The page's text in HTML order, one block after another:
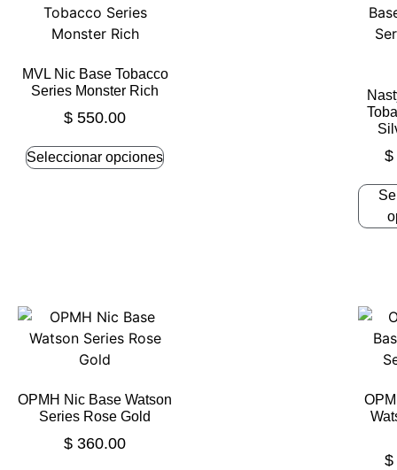
MVL Nic Base Tobacco
Series Monster Rich
$ 550.00
Seleccionar opciones $
OPMH Nic Base Watson
Series Rose Gold
$ 360.00
$